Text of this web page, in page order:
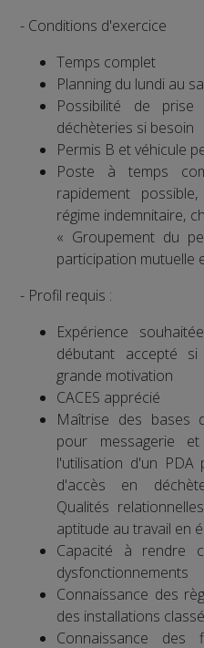
- Conditions d'exercice
Temps complet
Planning du lundi au
Possibilité de
déchèteries si besoin
Permis B et véhicule
Poste à temps
rapidement
régime indemnitaire,
« Groupement du
participation mutuelle
- Profil requis :
Expérience
débutant accepté
grande motivation
CACES apprécié
Maîtrise des bases
pour messagerie
l'utilisation d'un
d'accès en
Qualités
aptitude au travail en
Capacité à rendre
dysfonctionnements
Connaissance des
des installations
Connaissance des